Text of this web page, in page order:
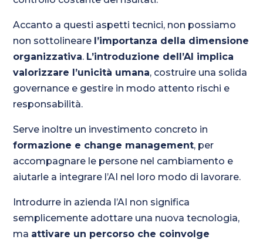
Accanto a questi aspetti tecnici, non possiamo
non sottolineare l’importanza della dimensione
organizzativa. L’introduzione dell’AI implica
valorizzare l’unicità umana, costruire una solida
governance e gestire in modo attento rischi e
responsabilità.
Serve inoltre un investimento concreto in
formazione e change management, per
accompagnare le persone nel cambiamento e
aiutarle a integrare l’AI nel loro modo di lavorare.
Introdurre in azienda l’AI non significa
semplicemente adottare una nuova tecnologia,
ma attivare un percorso che coinvolge